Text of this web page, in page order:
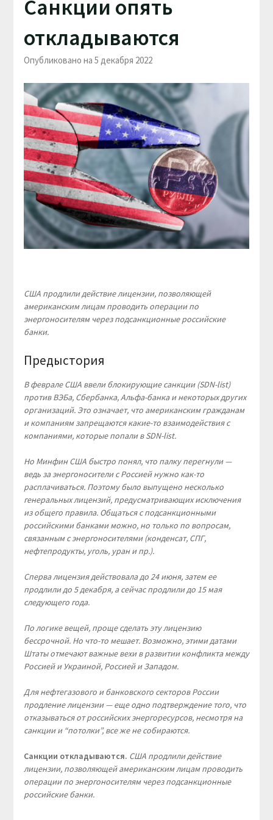
Санкции опять
откладываются
Опубликовано на 5 декабря 2022
США продлили действие лицензии, позволяющей
американским лицам проводить операции по
энергоносителям через подсанкционные российские
банки.
Предыстория
В феврале США ввели блокирующие санкции (SDN-list)
против ВЭБа, Сбербанка, Альфа-банка и некоторых других
организаций. Это означает, что американским гражданам
и компаниям запрещаются какие-то взаимодействия с
компаниями, которые попали в SDN-list.
Но Минфин США быстро понял, что палку перегнули —
ведь за энергоносители с Россией нужно как-то
расплачиваться. Поэтому было выпущено несколько
генеральных лицензий, предусматривающих исключения
из общего правила. Общаться с подсанкционными
российскими банками можно, но только по вопросам,
связанным с энергоносителями (конденсат, СПГ,
нефтепродукты, уголь, уран и пр.).
Сперва лицензия действовала до 24 июня, затем ее
продлили до 5 декабря, а сейчас продлили до 15 мая
следующего года.
По логике вещей, проще сделать эту лицензию
бессрочной. Но что-то мешает. Возможно, этими датами
Штаты отмечают важные вехи в развитии конфликта между
Россией и Украиной, Россией и Западом.
Для нефтегазового и банковского секторов России
продление лицензии — еще одно подтверждение того, что
отказываться от российских энергоресурсов, несмотря на
санкции и “потолки”, все же не собираются.
Санкции откладываются. США продлили действие
лицензии, позволяющей американским лицам проводить
операции по энергоносителям через подсанкционные
российские банки.